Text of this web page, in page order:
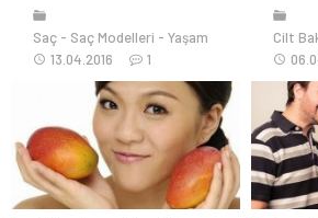
Saç Saç Modelleri
Yaşam
13.04.2016
1
Cilt